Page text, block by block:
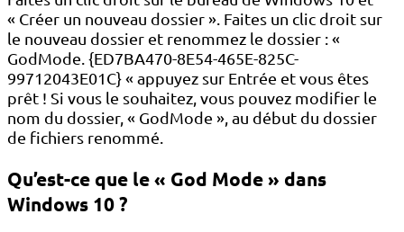
« Créer un nouveau dossier ». Faites un clic droit sur
le nouveau dossier et renommez le dossier : «
GodMode. {ED7BA470-8E54-465E-825C-
99712043E01C} « appuyez sur Entrée et vous êtes
prêt ! Si vous le souhaitez, vous pouvez modifier le
nom du dossier, « GodMode », au début du dossier
de fichiers renommé.
Qu’est-ce que le « God Mode » dans
Windows 10 ?